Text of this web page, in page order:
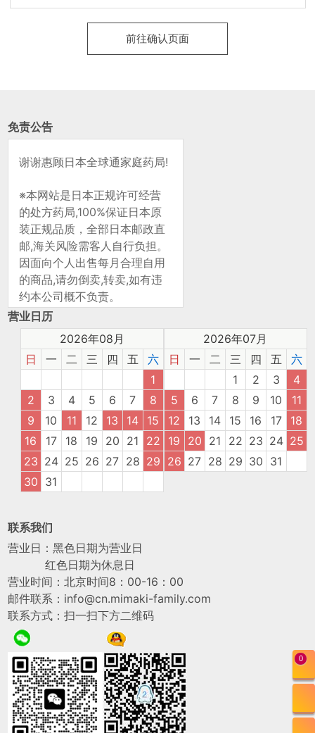
0
免责公告
谢谢惠顾日本全球通家庭药局!
※本网站是日本正规许可经营
的处方药局,100%保证日本原
装正规品质，全部日本邮政直
邮,海关风险需客人自行负担。
因面向个人出售每月合理自用
的商品,请勿倒卖,转卖,如有违
约本公司概不负责。
营业日历
2026年07月
日
一 二 三 四 五
六
1
2 3
4
5
6 7 8 9 10
11
12
13 14 15 16 17
18
19
20 21 22 23 24 25
26 27 28 29 30 31
2026年08月
日
一 二 三 四 五
六
1
2
3 4 5 6 7
8
9
10 11 12 13 14
15
16
17 18 19 20 21
22
23 24 25 26 27 28 29
30 31
联系我们
营业日：黑色日期为营业日
红色日期为休息日
营业时间：北京时间8：00-16：00
邮件联系：info@cn.mimaki-family.com
联系方式：扫一扫下方二维码